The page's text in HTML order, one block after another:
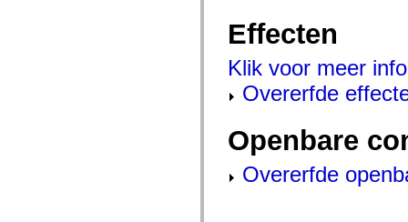
Effecten
Klik voor meer
Overerfde
Openbare
Overerfde